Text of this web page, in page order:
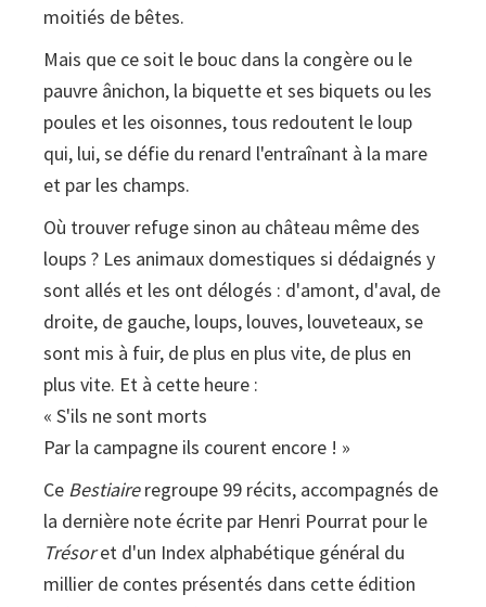
moitiés de bêtes.
Mais que ce soit le bouc dans la congère ou le
pauvre ânichon, la biquette et ses biquets ou les
poules et les oisonnes, tous redoutent le loup
qui, lui, se défie du renard l'entraînant à la mare
et par les champs.
Où trouver refuge sinon au château même des
loups ? Les animaux domestiques si dédaignés y
sont allés et les ont délogés : d'amont, d'aval, de
droite, de gauche, loups, louves, louveteaux, se
sont mis à fuir, de plus en plus vite, de plus en
plus vite. Et à cette heure :
« S'ils ne sont morts
Par la campagne ils courent encore ! »
Ce Bestiaireregroupe 99 récits, accompagnés de
la dernière note écrite par Henri Pourrat pour le
Trésoret d'un Index alphabétique général du
millier de contes présentés dans cette édition